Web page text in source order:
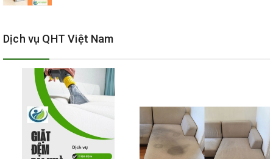
– Bước 2: Sử dụng máy hút bụi chuyên dụng hút sạch bụi
– Bước 3: Kiểm tra chất liệu thảm, bề mặt sàn cũng như
– Bước 4: Phun đều một lượng hóa chất vừa đủ lên bề mặt
thảm rồi sử dụng máy chà thảm chuyên dụng chà trực tiếp
lên thảm.
– Bước 5: Sau khi hóa chất được thấm sâu làm tan vết bẩn,
Dịch vụ QHT Việt Nam